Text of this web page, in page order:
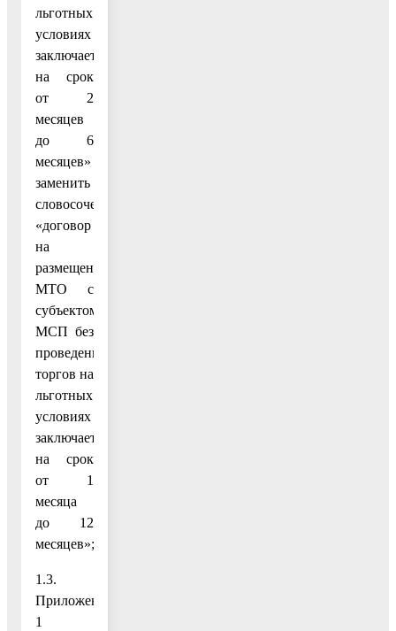
льготных
условиях
заключается
на срок
от 2
месяцев
до 6
месяцев»
заменить
словосочетанием
«договор
на
размещение
МТО с
субъектом
МСП без
проведения
торгов на
льготных
условиях
заключается
на срок
от 1
месяца
до 12
месяцев»;
1.3.
Приложение
1